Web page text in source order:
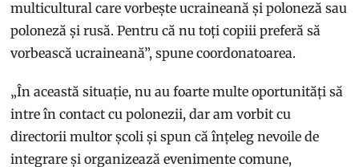
multicultural care vorbește ucraineană și poloneză sau
poloneză și rusă. Pentru că nu toți copiii preferă să
vorbească ucraineană”, spune coordonatoarea.
„În această situație, nu au foarte multe oportunități să
intre în contact cu polonezii, dar am vorbit cu
directorii multor școli și spun că înțeleg nevoile de
integrare și organizează evenimente comune,